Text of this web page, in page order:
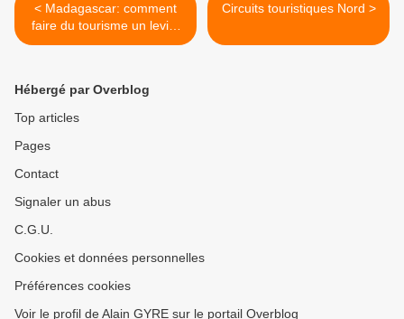
< Madagascar: comment
faire du tourisme un levier
de développement pour le
Circuits touristiques Nord >
Hébergé par Overblog
Top articles
Pages
Contact
Signaler un abus
C.G.U.
Cookies et données personnelles
Préférences cookies
Voir le profil de Alain GYRE sur le portail Overblog